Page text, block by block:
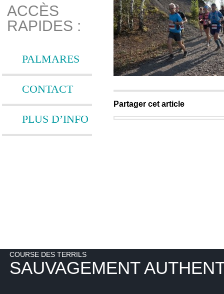
ACCÈS
RAPIDES :
PALMARES
CONTACT
PLUS D’INFO
Partager cet article
COURSE DES TERRILS
SAUVAGEMENT